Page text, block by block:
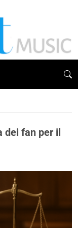
dei fan per il